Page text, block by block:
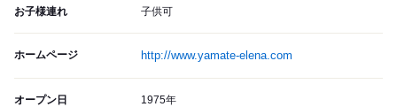
お子様連れ 子供可
ホームページ http://www.yamate-elena.com
オープン日 1975年